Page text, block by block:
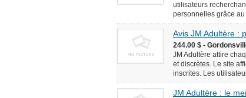
utilisateurs
personnelles grâce
Avis JM Adultère :
244.00 $ -
JM Adultère attire
et discrètes. Le site
inscrites. Les
JM Adultère : le